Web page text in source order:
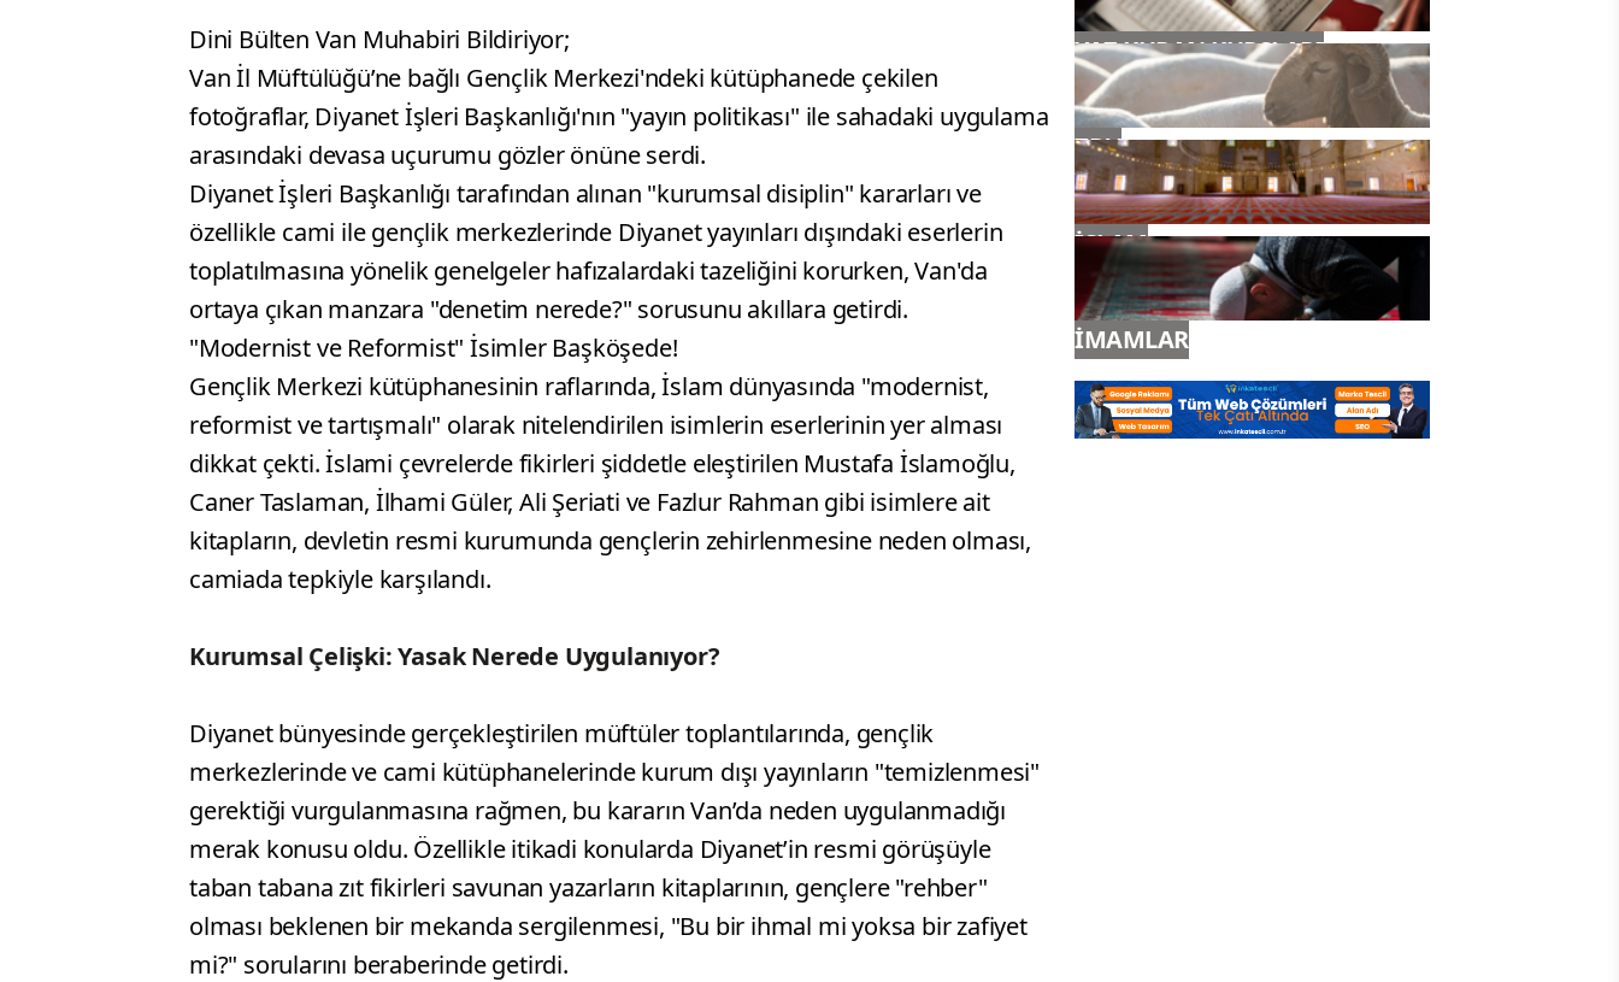
Dini Bülten Van Muhabiri Bildiriyor;
Van İl Müftülüğü’ne bağlı Gençlik Merkezi'ndeki kütüphanede çekilen
fotoğraflar, Diyanet İşleri Başkanlığı'nın "yayın politikası" ile sahadaki uygulama
arasındaki devasa uçurumu gözler önüne serdi.
Diyanet İşleri Başkanlığı tarafından alınan "kurumsal disiplin" kararları ve
özellikle cami ile gençlik merkezlerinde Diyanet yayınları dışındaki eserlerin
toplatılmasına yönelik genelgeler hafızalardaki tazeliğini korurken, Van'da
ortaya çıkan manzara "denetim nerede?" sorusunu akıllara getirdi.
"Modernist ve Reformist" İsimler Başköşede!
Gençlik Merkezi kütüphanesinin raflarında, İslam dünyasında "modernist,
reformist ve tartışmalı" olarak nitelendirilen isimlerin eserlerinin yer alması
dikkat çekti. İslami çevrelerde fikirleri şiddetle eleştirilen Mustafa İslamoğlu,
Caner Taslaman, İlhami Güler, Ali Şeriati ve Fazlur Rahman gibi isimlere ait
kitapların, devletin resmi kurumunda gençlerin zehirlenmesine neden olması,
camiada tepkiyle karşılandı.
Kurumsal Çelişki: Yasak Nerede Uygulanıyor?
Diyanet bünyesinde gerçekleştirilen müftüler toplantılarında, gençlik
merkezlerinde ve cami kütüphanelerinde kurum dışı yayınların "temizlenmesi"
gerektiği vurgulanmasına rağmen, bu kararın Van’da neden uygulanmadığı
merak konusu oldu. Özellikle itikadi konularda Diyanet’in resmi görüşüyle
taban tabana zıt fikirleri savunan yazarların kitaplarının, gençlere "rehber"
olması beklenen bir mekanda sergilenmesi, "Bu bir ihmal mi yoksa bir zafiyet
mi?" sorularını beraberinde getirdi.
YAZ KURAN KURSLARI
TDV
İSLAM
İMAMLAR